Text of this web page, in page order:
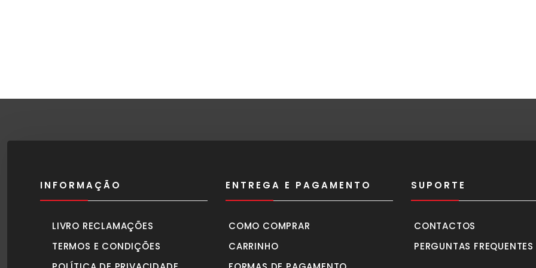
INFORMAÇÃO
LIVRO RECLAMAÇÕES
TERMOS E CONDIÇÕES
ENTREGA E PAGAMENTO
COMO COMPRAR
CARRINHO
SUPORTE
CONTACTOS
PERGUNTAS FREQUENTES